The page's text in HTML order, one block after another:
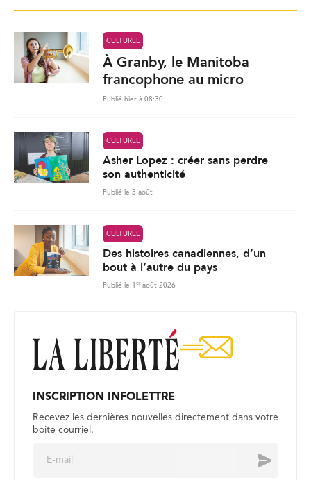
CULTUREL
À Granby, le Manitoba
francophone au micro
Publié hier à 08:30
CULTUREL
Asher Lopez : créer sans perdre
son authenticité
Publié le 3 août
CULTUREL
Des histoires canadiennes, d’un
bout à l’autre du pays
Publié le 1 er août 2026
INSCRIPTION INFOLETTRE
Recevez les dernières nouvelles directement dans votre
boite courriel.
Envoyer